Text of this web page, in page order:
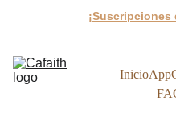
InicioApp